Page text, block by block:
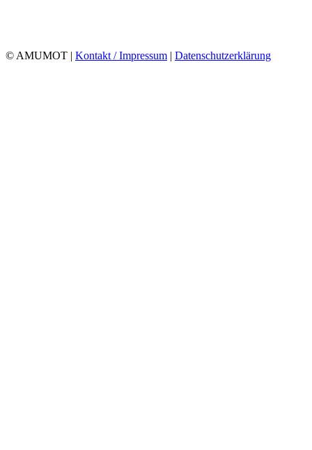
© AMUMOT | Kontakt / Impressum | Datenschutzerklärung